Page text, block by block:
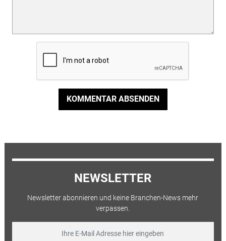
KOMMENTAR ABSENDEN
NEWSLETTER
Newsletter abonnieren und keine Branchen-News mehr
verpassen.